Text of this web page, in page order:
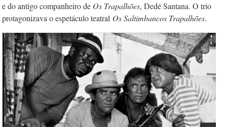
e do antigo companheiro de Os Trapalhões, Dedé Santana. O trio
protagonizava o espetáculo teatral Os Saltimbancos Trapalhões.